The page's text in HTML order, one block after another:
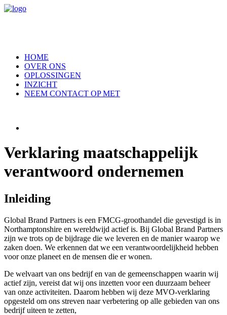
HOME
OVER ONS
OPLOSSINGEN
INZICHT
NEEM CONTACT OP MET
Verklaring maatschappelijk
verantwoord ondernemen
Inleiding
Global Brand Partners is een FMCG-groothandel die gevestigd is in
Northamptonshire en wereldwijd actief is. Bij Global Brand Partners
zijn we trots op de bijdrage die we leveren en de manier waarop we
zaken doen. We erkennen dat we een verantwoordelijkheid hebben
voor onze planeet en de mensen die er wonen.
De welvaart van ons bedrijf en van de gemeenschappen waarin wij
actief zijn, vereist dat wij ons inzetten voor een duurzaam beheer
van onze activiteiten. Daarom hebben wij deze MVO-verklaring
opgesteld om ons streven naar verbetering op alle gebieden van ons
bedrijf uiteen te zetten,